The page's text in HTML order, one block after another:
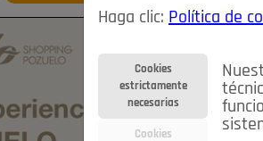
Haga clic: Política de
Cookies
estrictamente
necesarias
Cookies